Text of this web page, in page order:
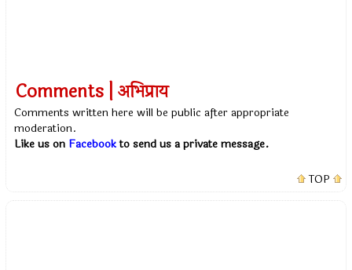
Comments | अभिप्राय
Comments written here will be public after appropriate
moderation.
Like us on Facebookto send us a private message.
TOP